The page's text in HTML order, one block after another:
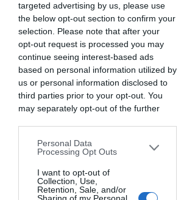
targeted advertising by us, please use
the below opt-out section to confirm your
selection. Please note that after your
opt-out request is processed you may
continue seeing interest-based ads
based on personal information utilized by
us or personal information disclosed to
third parties prior to your opt-out. You
may separately opt-out of the further
downstream participants. This
information may also be disclosed by us
to third parties on theIAB’s List of
Downstream Participantsthat may
Personal Data
Processing Opt Outs
I want to opt-out of
Collection, Use,
Retention, Sale, and/or